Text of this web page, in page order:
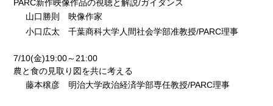
PARC新作映像作品の視聴と解説/ガイダンス
山口勝則 映像作家
小口広太 千葉商科大学人間社会学部准教授/PARC理事
7/10(金)19:00～21:00
農と食の見取り図を共に考える
藤本穣彦 明治大学政治経済学部専任教授/PARC理事